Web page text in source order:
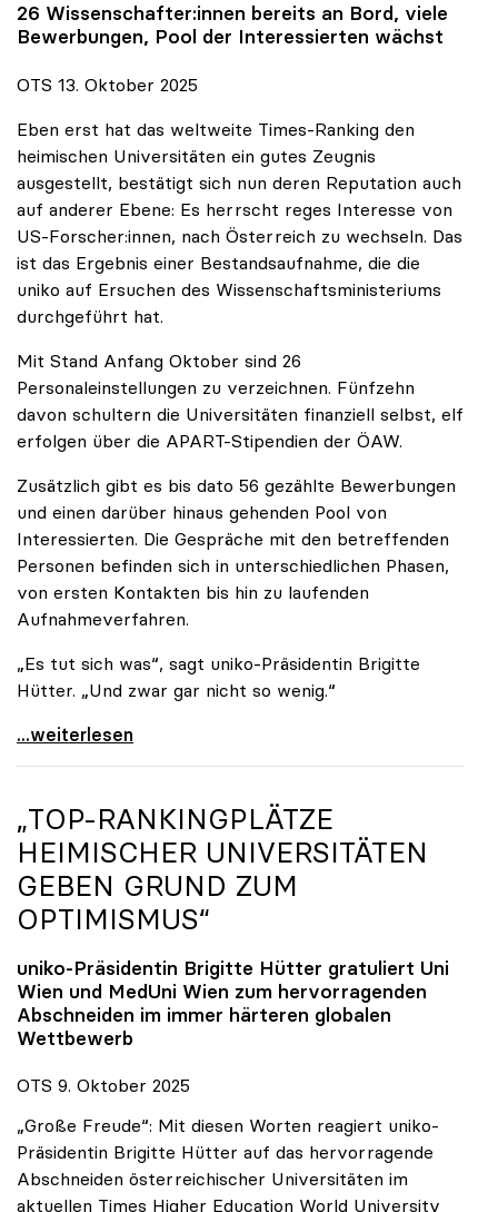
26 Wissenschafter:innen bereits an Bord, viele
Bewerbungen, Pool der Interessierten wächst
OTS 13. Oktober 2025
Eben erst hat das weltweite Times-Ranking den
heimischen Universitäten ein gutes Zeugnis
ausgestellt, bestätigt sich nun deren Reputation auch
auf anderer Ebene: Es herrscht reges Interesse von
US-Forscher:innen, nach Österreich zu wechseln. Das
ist das Ergebnis einer Bestandsaufnahme, die die
uniko auf Ersuchen des Wissenschaftsministeriums
durchgeführt hat.
Mit Stand Anfang Oktober sind 26
Personaleinstellungen zu verzeichnen. Fünfzehn
davon schultern die Universitäten finanziell selbst, elf
erfolgen über die APART-Stipendien der ÖAW.
Zusätzlich gibt es bis dato 56 gezählte Bewerbungen
und einen darüber hinaus gehenden Pool von
Interessierten. Die Gespräche mit den betreffenden
Personen befinden sich in unterschiedlichen Phasen,
von ersten Kontakten bis hin zu laufenden
Aufnahmeverfahren.
„Es tut sich was“, sagt uniko-Präsidentin Brigitte
Hütter. „Und zwar gar nicht so wenig.“
Reges Interesse von US-Forscher:innen an
...weiterlesen
„TOP-RANKINGPLÄTZE
HEIMISCHER UNIVERSITÄTEN
GEBEN GRUND ZUM
OPTIMISMUS“
uniko-Präsidentin Brigitte Hütter gratuliert Uni
Wien und MedUni Wien zum hervorragenden
Abschneiden im immer härteren globalen
Wettbewerb
OTS 9. Oktober 2025
„Große Freude“: Mit diesen Worten reagiert uniko-
Präsidentin Brigitte Hütter auf das hervorragende
Abschneiden österreichischer Universitäten im
aktuellen Times Higher Education World University